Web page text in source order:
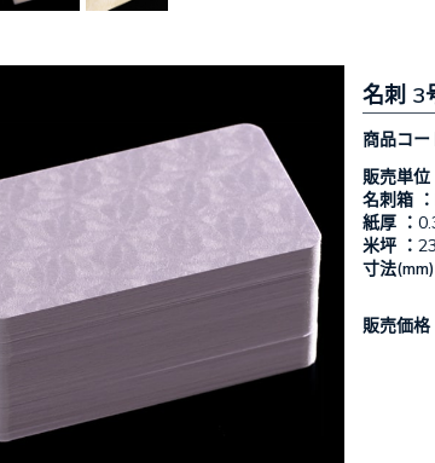
名刺 3
商品コー
販売単位
名刺箱 ：
紙厚 ：
米坪 ：
寸法(mm)
販売価格